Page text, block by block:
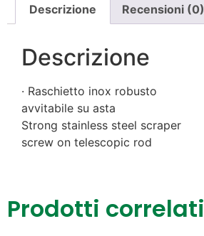
Descrizione Recensioni (0)
Descrizione
· Raschietto inox robusto
avvitabile su asta
Strong stainless steel scraper
screw on telescopic rod
Prodotti correlati